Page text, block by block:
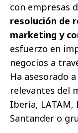
con empresas
resolución de
marketing y
esfuerzo en
negocios a
Ha asesorado
relevantes del
Iberia, LATAM,
Santander o